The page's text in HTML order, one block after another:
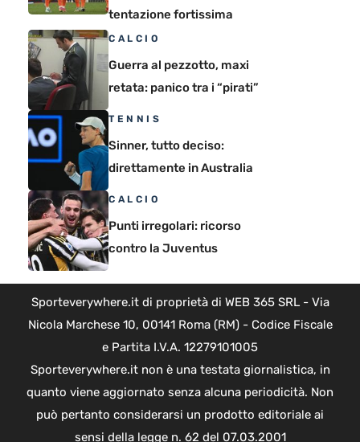
tentazione fortissima
CALCIO
Guerra al pezzotto, maxi
retata: panico tra i “pirati”
TENNIS
Sinner, tutto deciso:
direttamente in Australia
CALCIO
Punti irregolari: ricorso
contro la Juventus
Sporteverywhere.it di proprietà di WEB 365 SRL - Via
Nicola Marchese 10, 00141 Roma (RM) - Codice Fiscale
e Partita I.V.A. 12279101005
Sporteverywhere.it non è una testata giornalistica, in
quanto viene aggiornato senza alcuna periodicità. Non
può pertanto considerarsi un prodotto editoriale ai
sensi della legge n. 62 del 07.03.2001